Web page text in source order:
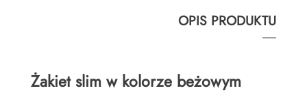
OPIS PRODUKTU
Żakiet slim w kolorze beżowym